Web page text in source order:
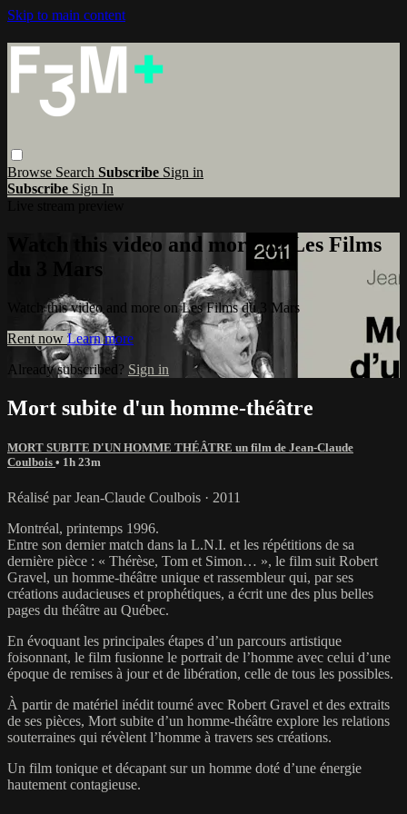
Skip to main content
Browse Search Subscribe Sign in
Subscribe Sign In
Watch this video and more on Les Films
du 3 Mars
Watch this video and more on Les Films du 3 Mars
Rent now Learn more
Already subscribed? Sign in
Mort subite d'un homme-théâtre
MORT SUBITE D'UN HOMME THÉÂTRE un film de Jean-Claude
Coulbois • 1h 23m
Réalisé par Jean-Claude Coulbois · 2011
Montréal, printemps 1996.
Entre son dernier match dans la L.N.I. et les répétitions de sa
dernière pièce : « Thérèse, Tom et Simon… », le film suit Robert
Gravel, un homme-théâtre unique et rassembleur qui, par ses
créations audacieuses et prophétiques, a écrit une des plus belles
pages du théâtre au Québec.
En évoquant les principales étapes d’un parcours artistique
foisonnant, le film fusionne le portrait de l’homme avec celui d’une
époque de remises à jour et de libération, celle de tous les possibles.
À partir de matériel inédit tourné avec Robert Gravel et des extraits
de ses pièces, Mort subite d’un homme-théâtre explore les relations
souterraines qui révèlent l’homme à travers ses créations.
Un film tonique et décapant sur un homme doté d’une énergie
hautement contagieuse.